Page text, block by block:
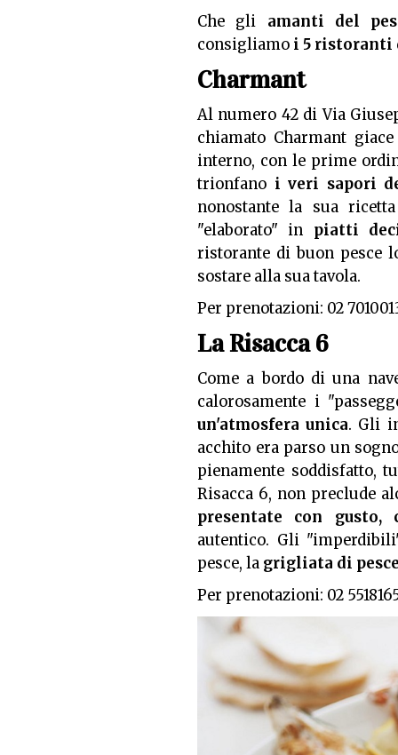
Che gli amanti del
consigliamo i 5 ristoranti
Charmant
Al numero 42 di Via
chiamato Charmant
interno, con le prime
trionfano i veri sapori
nonostante la sua
"elaborato" in piatti
ristorante di buon pesce
sostare alla sua tavola.
Per prenotazioni: 02
La Risacca 6
Come a bordo di una
calorosamente i
un'atmosfera unica. Gli
acchito era parso un
pienamente soddisfatto,
Risacca 6, non preclude
presentate con gusto,
autentico. Gli
pesce, la grigliata di
Per prenotazioni: 02